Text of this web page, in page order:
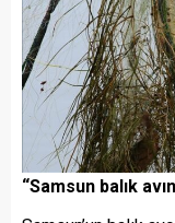
“Samsun balık